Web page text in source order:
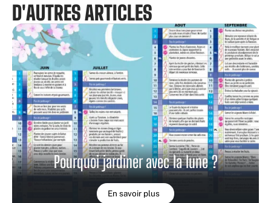
D'AUTRES ARTICLES
Pourquoi jardiner avec la lune ?
En savoir plus